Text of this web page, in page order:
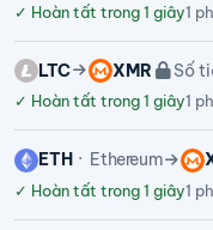
✓ Hoàn tất trong 1 giây1
LTC XMR Số
✓ Hoàn tất trong 1 giây1
ETH Ethereum
✓ Hoàn tất trong 1 giây1